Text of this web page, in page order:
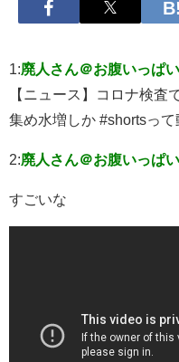
1:廃人さん＠お腹いっぱい
【ニュース】コロナ検査
集め水増しか #shortsっ
2:廃人さん＠お腹いっぱい
すごいな